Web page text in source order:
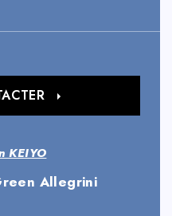
Allegrini
KEIYO